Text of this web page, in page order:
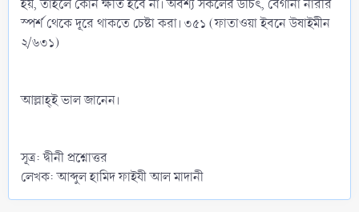
হয়, তাহলে কোন ক্ষতি হবে না। অবশ্য সকলের উচিৎ, বেগানা নারীর
স্পর্শ থেকে দূরে থাকতে চেষ্টা করা। ৩৫১ (ফাতাওয়া ইবনে উষাইমীন
২/৬৩১)
আল্লাহ্‌ই ভাল জানেন।
সূত্র: দ্বীনী প্রশ্নোত্তর
লেখক: আব্দুল হামিদ ফাইযী আল মাদানী